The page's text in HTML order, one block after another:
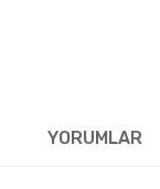
YORUMLAR